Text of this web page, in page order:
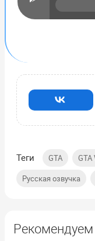
Теги GTA GTA
Русская озвучка
Рекомендуем